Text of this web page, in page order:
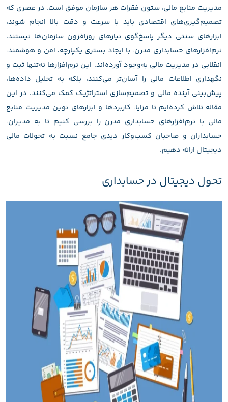
مدیریت منابع مالی، ستون فقرات هر سازمان موفق است. در عصری که
تصمیم‌گیری‌های اقتصادی باید با سرعت و دقت بالا انجام شوند،
ابزارهای سنتی دیگر پاسخ‌گوی نیازهای روزافزون سازمان‌ها نیستند.
نرم‌افزارهای حسابداری مدرن، با ایجاد بستری یکپارچه، امن و هوشمند،
انقلابی در مدیریت مالی به‌وجود آورده‌اند. این نرم‌افزارها نه‌تنها ثبت و
نگهداری اطلاعات مالی را آسان‌تر می‌کنند، بلکه به تحلیل داده‌ها،
پیش‌بینی آینده مالی و تصمیم‌سازی استراتژیک کمک می‌کنند. در این
مقاله تلاش کرده‌ایم تا مزایا، کاربردها و ابزارهای نوین مدیریت منابع
مالی با نرم‌افزارهای حسابداری مدرن را بررسی کنیم تا به مدیران،
حسابداران و صاحبان کسب‌وکار دیدی جامع نسبت به تحولات مالی
دیجیتال ارائه دهیم.
تحول دیجیتال در حسابداری